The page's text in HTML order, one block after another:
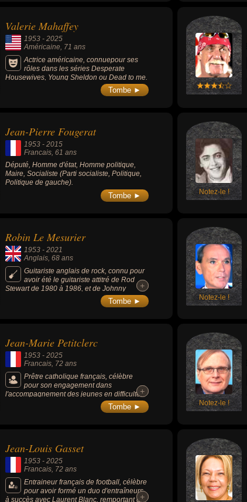
Valerie Mahaffey
1953 - 2025
Américaine , 71 ans
Actrice américaine, connuepour ses
rôles dans les séries Desperate
Housewives, Young Sheldon ou Dead to me.
Tombe ►
Jean-Pierre Fougerat
1953 - 2015
Francais , 61 ans
Député, Homme d'état, Homme politique,
Maire, Socialiste (Parti socialiste, Politique,
Politique de gauche).
Tombe ► Notez-le !
Robin Le Mesurier
1953 - 2021
Anglais, 68 ans
Guitariste anglais de rock, connu pour
avoir été le guitariste attitré de Rod
Stewart de 1980 à 1986, et de Johnny
+
+
Tombe ► Notez-le !
Jean-Marie Petitclerc
1953 - 2025
Francais, 72 ans
Prêtre catholique français, célèbre
pour son engagement dans
l'accompagnement des jeunes en difficulté,
mais aussi pour son suicide en 2025 suite
aux accusations d'agressions sexuelles.
+
+
Tombe ► Notez-le !
Jean-Louis Gasset
1953 - 2025
Francais, 72 ans
Entraineur français de football, célèbre
pour avoir formé un duo d'entraîneurs
à succès avec Laurent Blanc, remportant de
+
+